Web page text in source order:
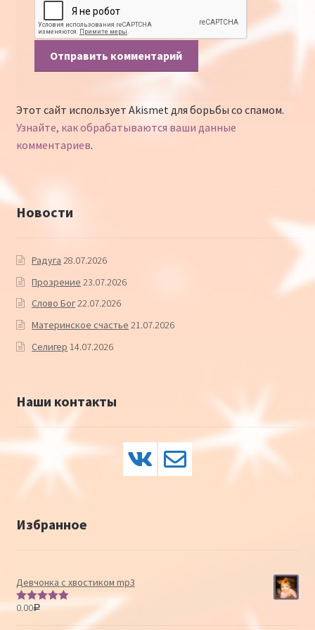
Этот сайт использует Akismet для борьбы со спамом.
Узнайте, как обрабатываются ваши данные
комментариев.
Новости
Радуга 28.07.2026
Прозрение 23.07.2026
Слово Бог22.07.2026
Материнское счастье 21.07.2026
Селигер 14.07.2026
Наши контакты
Избранное
Девчонка с хвостиком mp3
Оценка
0.00Р